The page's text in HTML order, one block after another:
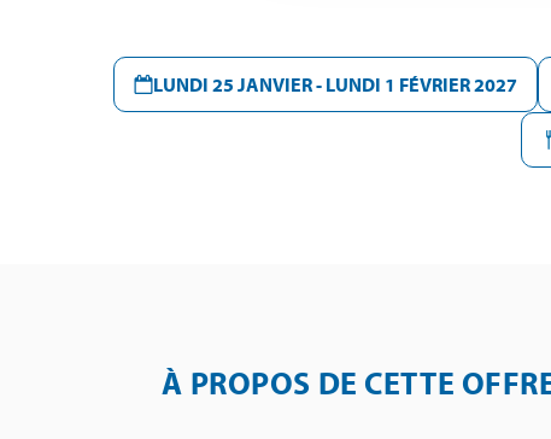
LUNDI 25 JANVIER - LUNDI 1 FÉVRIER 2027
À PROPOS DE CETTE